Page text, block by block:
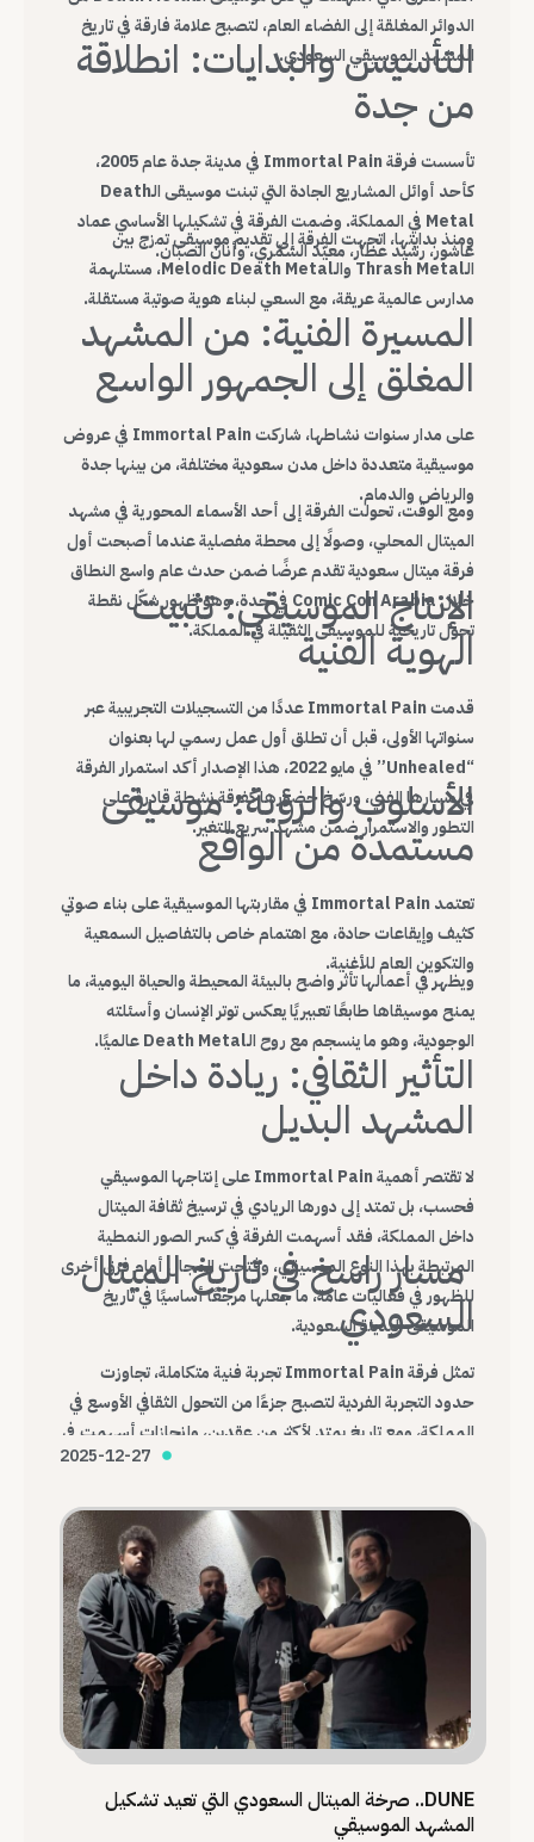
الدوائر المغلقة إلى الفضاء العام، لتصبح علامة فارقة في تاريخ
المشهد الموسيقي السعودي.
التأسيس والبدايات: انطلاقة
من جدة
تأسست فرقة Immortal Pain في مدينة جدة عام 2005،
كأحد أوائل المشاريع الجادة التي تبنت موسيقى الـDeath
Metal في المملكة. وضمت الفرقة في تشكيلها الأساسي عماد
عاشور، رشيد عطار، معيّد الشمّري، وأنان الصبّان.
ومنذ بدايتها، اتجهت الفرقة إلى تقديم موسيقى تمزج بين
الـThrash Metal والـMelodic Death Metal، مستلهمة
مدارس عالمية عريقة، مع السعي لبناء هوية صوتية مستقلة.
المسيرة الفنية: من المشهد
المغلق إلى الجمهور الواسع
على مدار سنوات نشاطها، شاركت Immortal Pain في عروض
موسيقية متعددة داخل مدن سعودية مختلفة، من بينها جدة
والرياض والدمام.
ومع الوقت، تحولت الفرقة إلى أحد الأسماء المحورية في مشهد
الميتال المحلي، وصولًا إلى محطة مفصلية عندما أصبحت أول
فرقة ميتال سعودية تقدم عرضًا ضمن حدث عام واسع النطاق
خلال Comic Con Arabia في جدة، وهو ظهور شكّل نقطة
تحول تاريخية للموسيقى الثقيلة في المملكة.
الإنتاج الموسيقي: تثبيت
الهوية الفنية
قدمت Immortal Pain عددًا من التسجيلات التجريبية عبر
سنواتها الأولى، قبل أن تطلق أول عمل رسمي لها بعنوان
“Unhealed” في مايو 2022، هذا الإصدار أكد استمرار الفرقة
في مسارها الفني، ورسّخ حضورها كفرقة نشطة قادرة على
التطور والاستمرار ضمن مشهد سريع التغير.
الأسلوب والرؤية: موسيقى
مستمدة من الواقع
تعتمد Immortal Pain في مقاربتها الموسيقية على بناء صوتي
كثيف وإيقاعات حادة، مع اهتمام خاص بالتفاصيل السمعية
والتكوين العام للأغنية.
ويظهر في أعمالها تأثر واضح بالبيئة المحيطة والحياة اليومية، ما
يمنح موسيقاها طابعًا تعبيريًا يعكس توتر الإنسان وأسئلته
الوجودية، وهو ما ينسجم مع روح الـDeath Metal عالميًا.
التأثير الثقافي: ريادة داخل
المشهد البديل
لا تقتصر أهمية Immortal Pain على إنتاجها الموسيقي
فحسب، بل تمتد إلى دورها الريادي في ترسيخ ثقافة الميتال
داخل المملكة، فقد أسهمت الفرقة في كسر الصور النمطية
المرتبطة بهذا النوع الموسيقي، وفتحت المجال أمام فرق أخرى
للظهور في فعاليات عامة، ما جعلها مرجعًا أساسيًا في تاريخ
الموسيقى البديلة السعودية.
مسار راسخ في تاريخ الميتال
السعودي
تمثل فرقة Immortal Pain تجربة فنية متكاملة، تجاوزت
حدود التجربة الفردية لتصبح جزءًا من التحول الثقافي الأوسع في
المملكة، ومع تاريخ يمتد لأكثر من عقدين، وإنجازات أسهمت في
تغيير شكل المشهد، تظل Immortal Pain واحدة من أهم
2025-12-27
DUNE.. صرخة الميتال السعودي التي تعيد تشكيل
المشهد الموسيقي